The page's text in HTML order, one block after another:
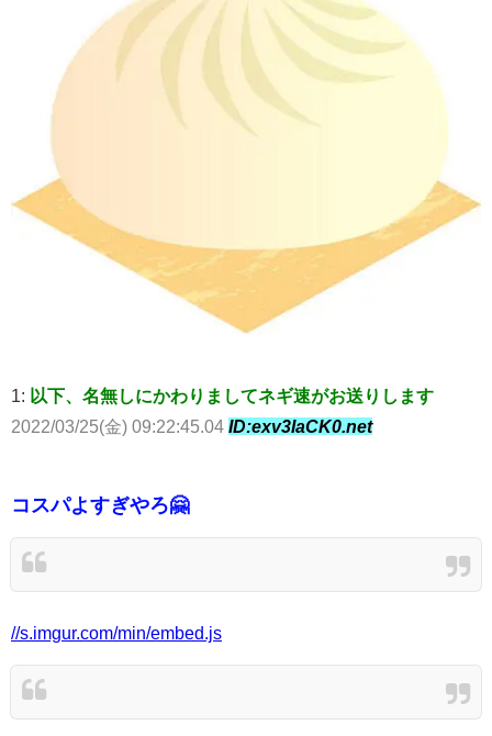
1: 以下、名無しにかわりましてネギ速がお送りします
2022/03/25(金) 09:22:45.04 ID:exv3IaCK0.net
コスパよすぎやろ🤗
//s.imgur.com/min/embed.js